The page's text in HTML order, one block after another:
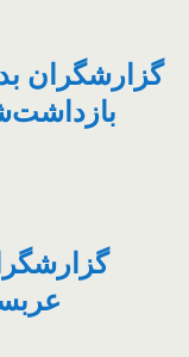
گزارشگران
بازداشت‌شده